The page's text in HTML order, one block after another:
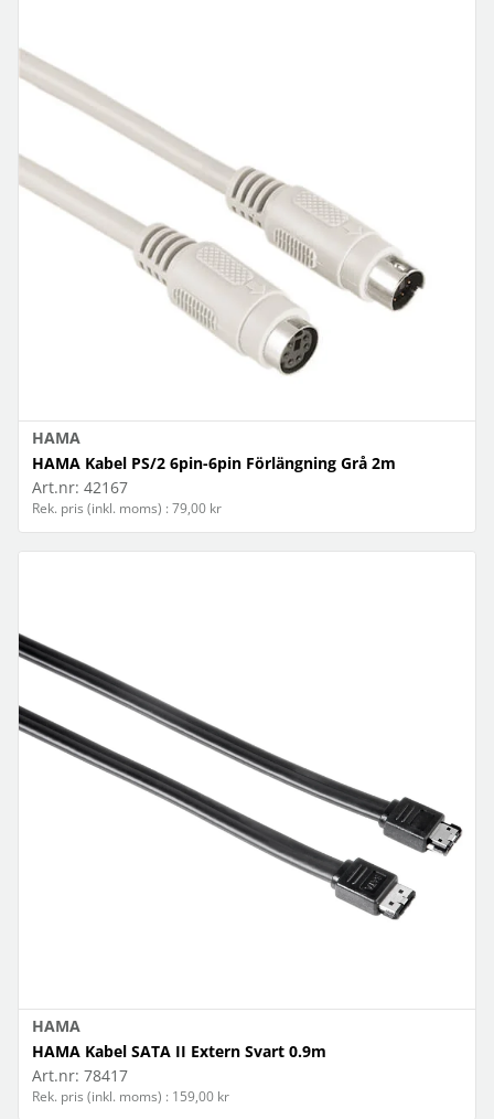
HAMA
HAMA Kabel PS/2 6pin-6pin Förlängning Grå 2m
Art.nr: 42167
Rek. pris (inkl. moms) : 79,00 kr
HAMA
HAMA Kabel SATA II Extern Svart 0.9m
Art.nr: 78417
Rek. pris (inkl. moms) : 159,00 kr